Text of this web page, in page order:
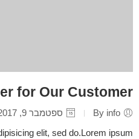
for Our Customer
ספטמבר 9, 2017
elit, sed do.Lorem ipsum